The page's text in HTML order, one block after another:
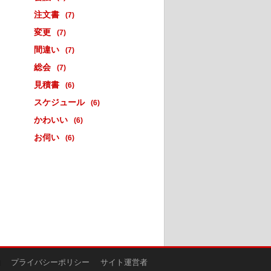
注文書 (7)
変更 (7)
間違い (7)
総会 (7)
見積書 (6)
スケジュール (6)
かわいい (6)
お伺い (6)
プライバシーポリシー サイト運営者